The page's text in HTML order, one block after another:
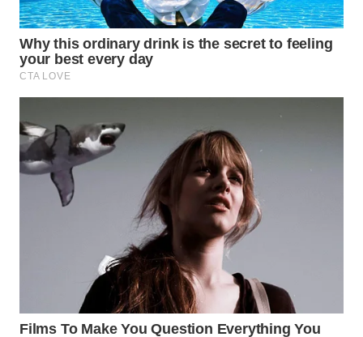
WN
LABUANBAJO
WN
Wahana
Media
Group
WAHANA
NEWS
WAHANA
ADVOKAT